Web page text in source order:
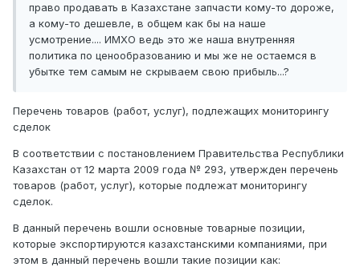
право продавать в Казахстане запчасти кому-то дороже,
а кому-то дешевле, в общем как бы на наше
усмотрение.... ИМХО ведь это же наша внутренняя
политика по ценообразованию и мы же не остаемся в
убытке тем самым не скрываем свою прибыль...?
Перечень товаров (работ, услуг), подлежащих мониторингу
сделок
В соответствии с постановлением Правительства Республики
Казахстан от 12 марта 2009 года № 293, утвержден перечень
товаров (работ, услуг), которые подлежат мониторингу
сделок.
В данный перечень вошли основные товарные позиции,
которые экспортируются казахстанскими компаниями, при
этом в данный перечень вошли такие позиции как: